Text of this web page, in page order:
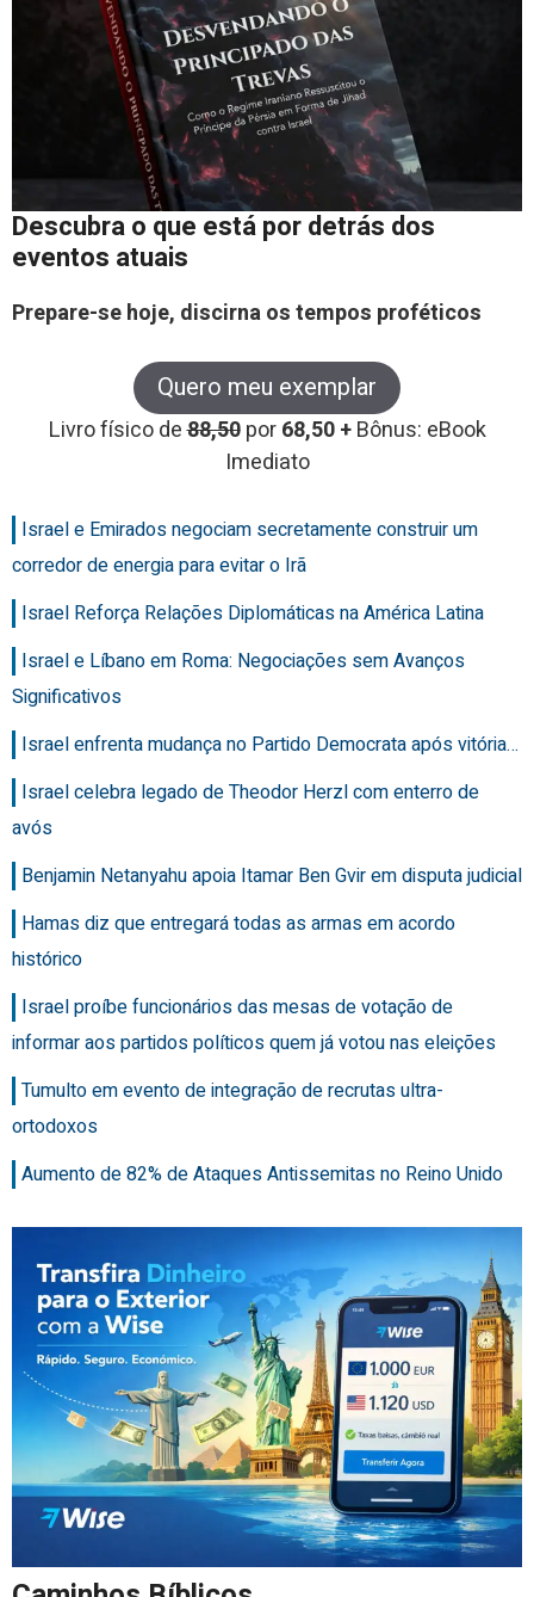
Descubra o que está por detrás dos
eventos atuais
Prepare-se hoje, discirna os tempos proféticos
Quero meu exemplar
Livro físico de88,50 por68,50 +Bônus: eBook
Imediato
Israel e Emirados negociam secretamente construir um
corredor de energia para evitar o Irã
Israel Reforça Relações Diplomáticas na América Latina
Israel e Líbano em Roma: Negociações sem Avanços
Significativos
Israel enfrenta mudança no Partido Democrata após vitória…
Israel celebra legado de Theodor Herzl com enterro de
avós
Benjamin Netanyahu apoia Itamar Ben Gvir em disputa judicial
Hamas diz que entregará todas as armas em acordo
histórico
Israel proíbe funcionários das mesas de votação de
informar aos partidos políticos quem já votou nas eleições
Tumulto em evento de integração de recrutas ultra-
ortodoxos
Aumento de 82% de Ataques Antissemitas no Reino Unido